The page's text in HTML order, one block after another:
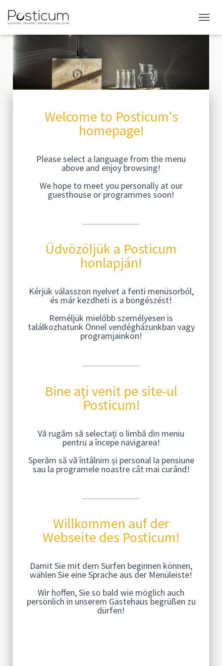
Welcome to Posticum's
homepage!
Please select a language from the menu
above and enjoy browsing!
We hope to meet you personally at our
guesthouse or programmes soon!
Üdvözöljük a Posticum
honlapján!
Kérjük válasszon nyelvet a fenti menüsorból,
és már kezdheti is a böngészést!
Reméljük mielőbb személyesen is
találkozhatunk Önnel vendégházunkban vagy
programjainkon!
Bine ați venit pe site-ul
Posticum!
Vă rugăm să selectați o limbă din meniu
pentru a începe navigarea!
Sperăm să vă întâlnim și personal la pensiune
sau la programele noastre cât mai curând!
Willkommen auf der
Webseite des Posticum!
Damit Sie mit dem Surfen beginnen können,
wählen Sie eine Sprache aus der Menüleiste!
Wir hoffen, Sie so bald wie möglich auch
persönlich in unserem Gästehaus begrüßen zu
dürfen!